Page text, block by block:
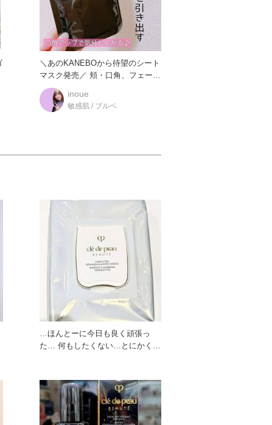
＼あのKANEBOから待望のシート
マスク発売／ 頬・口角、フェース
ラインを、こめ
inoue
敏感肌 / ブルベ
…ほんとーに今日も良く頑張っ
た… 何もしたくない…とにかく寝